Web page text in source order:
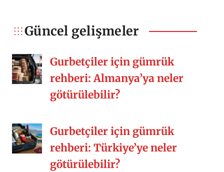
kalıyor. O güzel arkadaşlıklar,
kalabalık sofralar, misafirperverlik,
[…]
Güncel gelişmeler
Gurbetçiler için gümrük
rehberi: Almanya’ya neler
götürülebilir?
Gurbetçiler için gümrük
rehberi: Türkiye’ye neler
götürülebilir?